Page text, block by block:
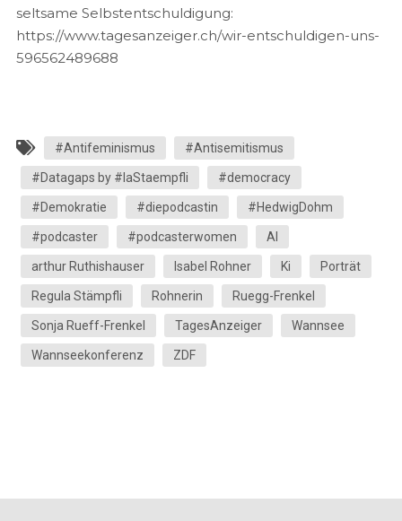
seltsame Selbstentschuldigung:
https://www.tagesanzeiger.ch/wir-entschuldigen-uns-
596562489688
#Antifeminismus #Antisemitismus
#Datagaps by #laStaempfli #democracy
#Demokratie #diepodcastin #HedwigDohm
#podcaster #podcasterwomen AI
arthur Ruthishauser Isabel Rohner Ki Porträt
Regula Stämpfli Rohnerin Ruegg-Frenkel
Sonja Rueff-Frenkel TagesAnzeiger Wannsee
Wannseekonferenz ZDF